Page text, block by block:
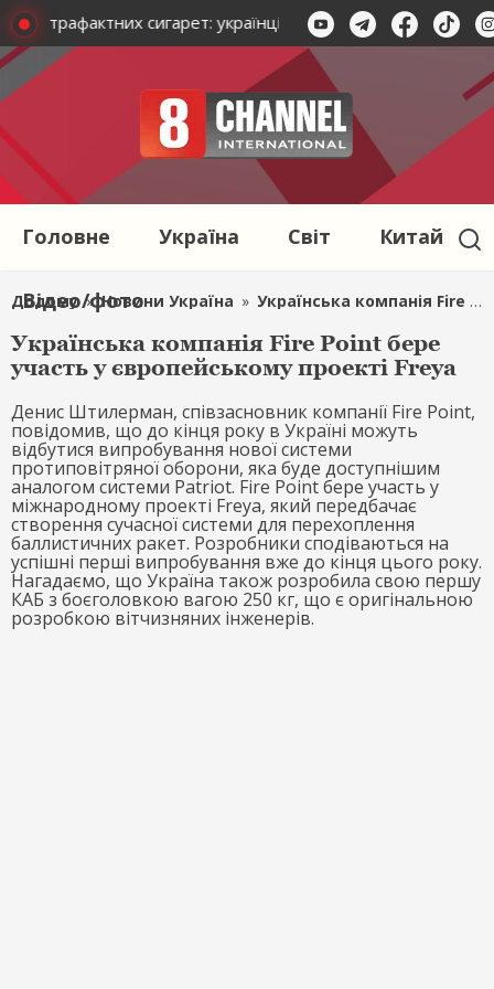
контрафактних сигарет: українці протистоять агресорам
Головне Україна Світ Китай
Відео/фото
Додому » Новини Україна » Українська компанія Fire Point бере участь у європейському проекті Freya
Українська компанія Fire Point бере
участь у європейському проекті Freya
Денис Штилерман, співзасновник компанії Fire Point,
повідомив, що до кінця року в Україні можуть
відбутися випробування нової системи
протиповітряної оборони, яка буде доступнішим
аналогом системи Patriot. Fire Point бере участь у
міжнародному проекті Freya, який передбачає
створення сучасної системи для перехоплення
баллистичних ракет. Розробники сподіваються на
успішні перші випробування вже до кінця цього року.
Нагадаємо, що Україна також розробила свою першу
КАБ з боєголовкою вагою 250 кг, що є оригінальною
розробкою вітчизняних інженерів.